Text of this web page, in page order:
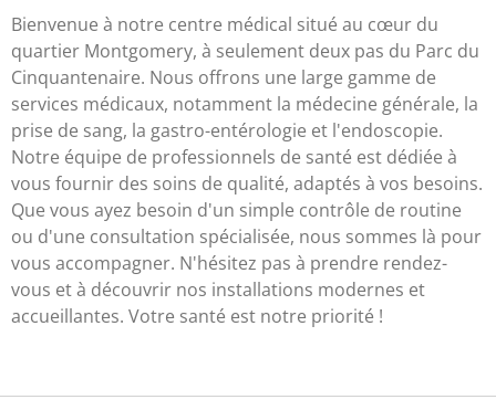
Bienvenue à notre centre médical situé au cœur du
quartier Montgomery, à seulement deux pas du Parc du
Cinquantenaire. Nous offrons une large gamme de
services médicaux, notamment la médecine générale, la
prise de sang, la gastro-entérologie et l'endoscopie.
Notre équipe de professionnels de santé est dédiée à
vous fournir des soins de qualité, adaptés à vos besoins.
Que vous ayez besoin d'un simple contrôle de routine
ou d'une consultation spécialisée, nous sommes là pour
vous accompagner. N'hésitez pas à prendre rendez-
vous et à découvrir nos installations modernes et
accueillantes. Votre santé est notre priorité !